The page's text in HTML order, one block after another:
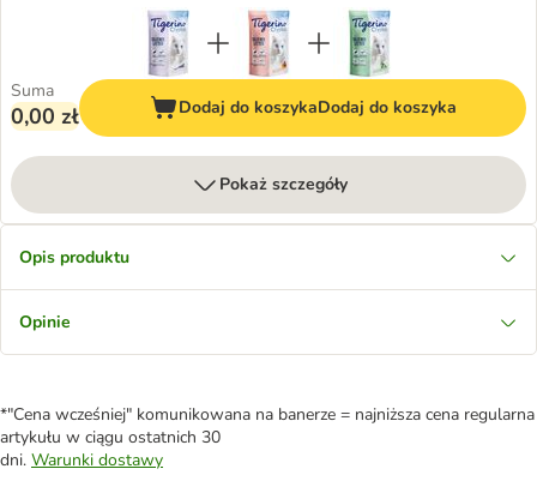
Suma
0,00 zł Dodaj do koszykaDodaj do koszyka
Pokaż szczegóły
Opis produktu
Opinie
*"Cena wcześniej" komunikowana na banerze = najniższa cena regularna
artykułu w ciągu ostatnich 30
dni. Warunki dostawy